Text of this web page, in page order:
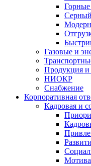
Газовые и
Продукция и
НИОКР
Снабжение
Корпоративная
Кадровая и